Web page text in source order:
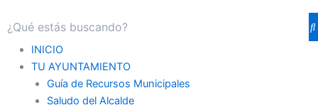
INICIO
TU AYUNTAMIENTO
Guía de Recursos Municipales
Saludo del Alcalde